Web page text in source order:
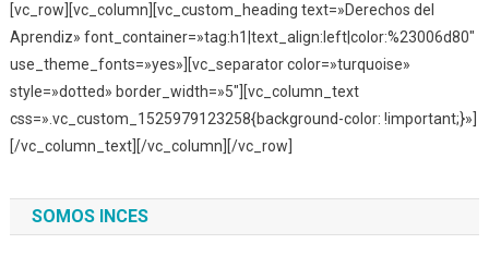
[vc_row][vc_column][vc_custom_heading text=»Derechos del
Aprendiz» font_container=»tag:h1|text_align:left|color:%23006d80″
use_theme_fonts=»yes»][vc_separator color=»turquoise»
style=»dotted» border_width=»5″][vc_column_text
css=».vc_custom_1525979123258{background-color: !important;}»]
[/vc_column_text][/vc_column][/vc_row]
SOMOS INCES